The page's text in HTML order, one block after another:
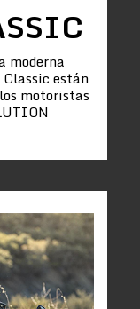
moderna
están
motoristas